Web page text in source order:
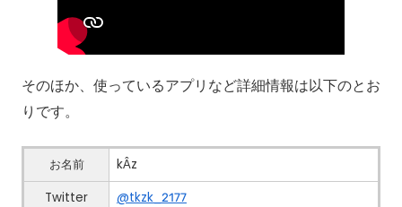
そのほか、使っているアプリなど詳細情報は以下のとお
りです。
お名前
kÂz
Twitter
@tkzk_2177